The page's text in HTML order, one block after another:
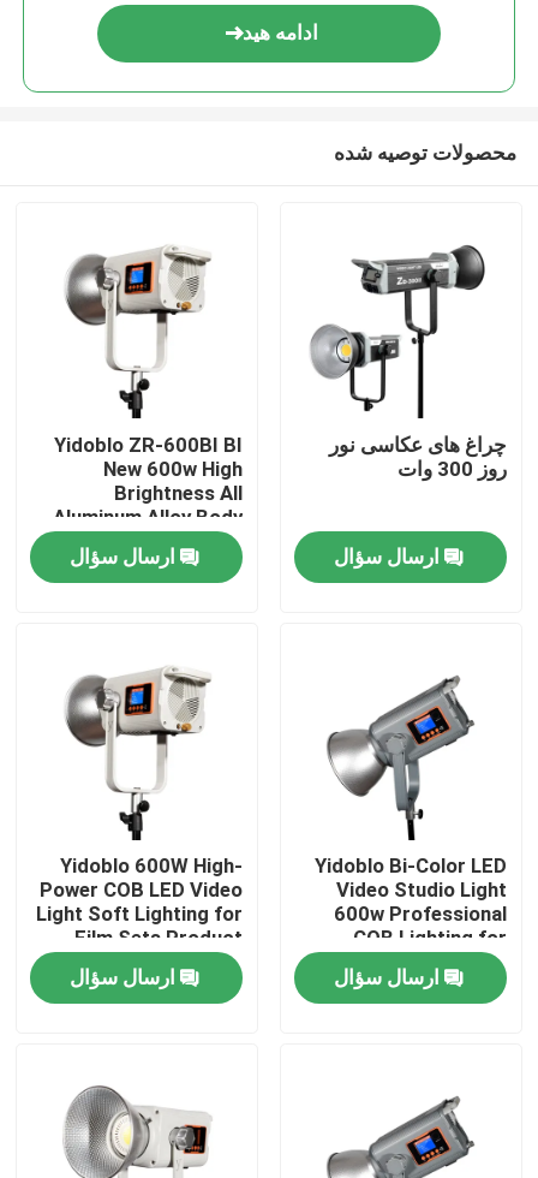
خونه
محصولات
درباره ما
تور کارخانه
کنترل کیفیت
با ما تماس بگیرید
چراغ های ال ای دی ویدئو استودیو
ادامه هید
محصولات توصیه شده
چراغ های عکاسی نور
روز 300 وات
ارسال سؤال
Yidoblo ZR-600BI BI
New 600w High
Brightness All
Aluminum Alloy Body
600w Durable
60000lux COB LED
Video Photo Light
ارسال سؤال
Yidoblo Bi-Color LED
Video Studio Light
600w Professional
COB Lighting for
Photography Film
Video and Broadcast
Studio
ارسال سؤال
Yidoblo 600W High-
Power COB LED Video
Light Soft Lighting for
Film Sets Product
Photography
Livestreaming &
Studio Productions
ارسال سؤال